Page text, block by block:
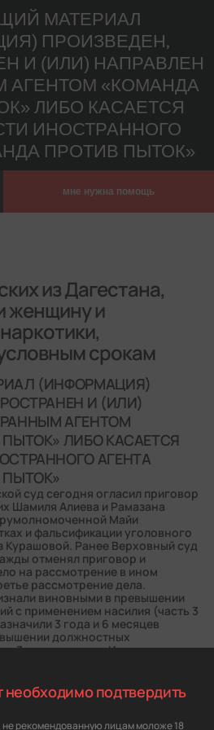
необходимо подтвердить
рекомендованную лицам моложе 18
МАТЕРИАЛ
ПРОИЗВЕДЕН,
И (ИЛИ) НАПРАВЛЕН
АГЕНТОМ «КОМАНДА
ЛИБО КАСАЕТСЯ
ИНОСТРАННОГО
ПРОТИВ ПЫТОК»
мне нужна помощь
из Дагестана,
женщину и
срокам
(ИНФОРМАЦИЯ)
И (ИЛИ)
АГЕНТОМ
ЛИБО КАСАЕТСЯ
АГЕНТА
суд сегодня огласил приговор
Шамиля Алиева и Рамазана
Майи
и фальсификации уголовного
Ранее Верховный суд
отменял приговор и
на рассмотрение в ином
рассмотрение дела.
виновными в превышении
с применением насилия (часть 3
3 года и 6 месяцев
должностных
3 года условно. Им запретили
органах на
Майю Ахмедову, признали
доказательств (часть 4 статьи
штраф в 150 тысяч рублей.